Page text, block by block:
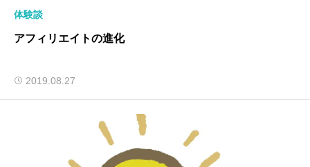
体験談
アフィリエイトの進化
2019.08.27